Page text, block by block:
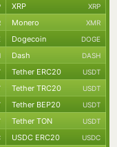
XRP XRP
Monero XMR
Dogecoin DOGE
Dash DASH
Tether ERC20 USDT
Tether TRC20 USDT
Tether BEP20 USDT
Tether TON USDT
USDC ERC20 USDC